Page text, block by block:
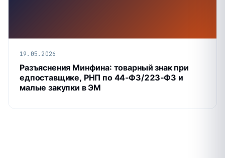
19.05.2026
Разъяснения Минфина: товарный знак при
едпоставщике, РНП по 44‑ФЗ/223‑ФЗ и
малые закупки в ЭМ